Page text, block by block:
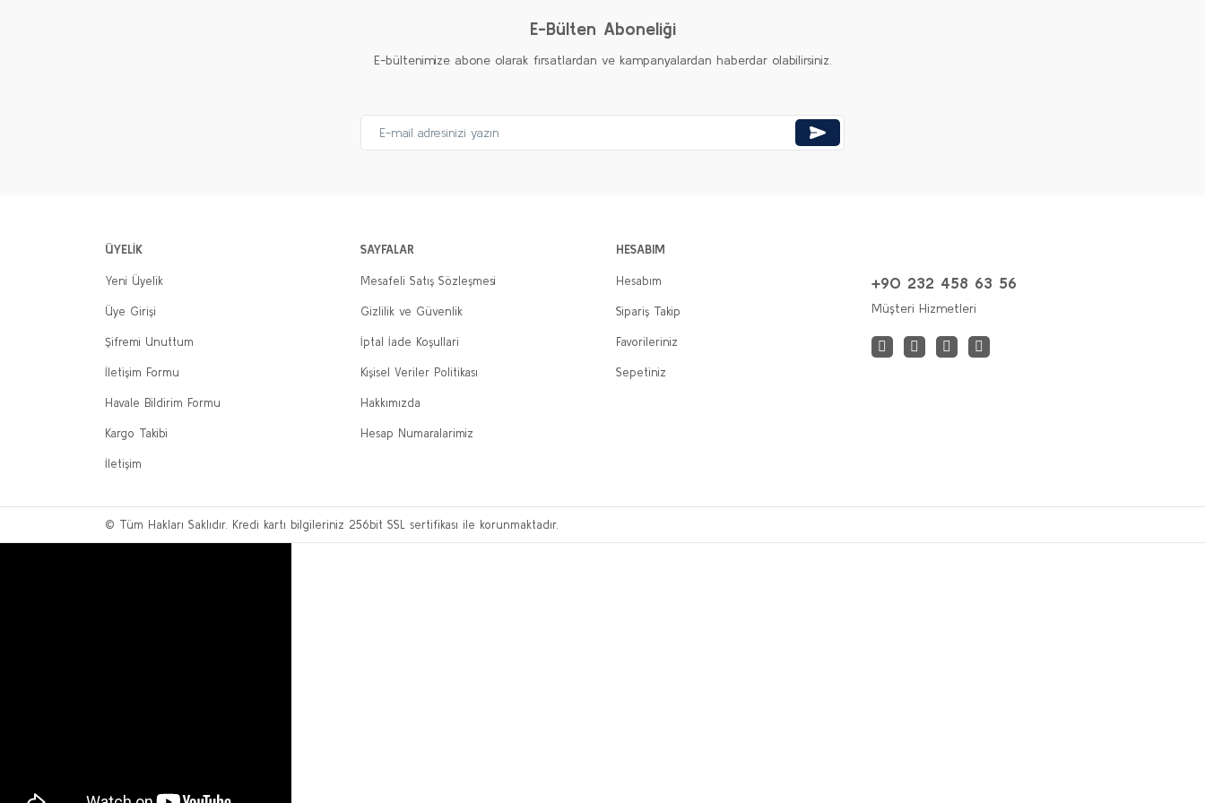
E-Bülten Aboneliği
E-bültenimize abone olarak fırsatlardan ve kampanyalardan haberdar olabilirsiniz.
ÜYELİK
Yeni Üyelik
Üye Girişi
Şifremi Unuttum
İletişim Formu
Havale Bildirim Formu
Kargo Takibi
İletişim
SAYFALAR
Mesafeli Satış Sözleşmesi
Gizlilik ve Güvenlik
İptal İade Koşullari
Kişisel Veriler Politikası
Hakkımızda
Hesap Numaralarimiz
HESABIM
Hesabım
Sipariş Takip
Favorileriniz
Sepetiniz
+90 232 458 63 56
Müşteri Hizmetleri
© Tüm Hakları Saklıdır. Kredi kartı bilgileriniz 256bit SSL sertifikası ile korunmaktadır.